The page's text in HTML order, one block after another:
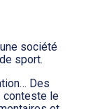
société
sport.
Des
conteste le